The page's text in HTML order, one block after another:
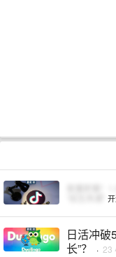
日活冲破
长”？
· 23